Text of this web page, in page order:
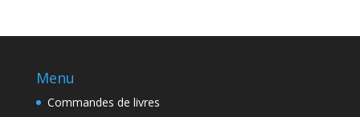
Menu
Commandes de livres